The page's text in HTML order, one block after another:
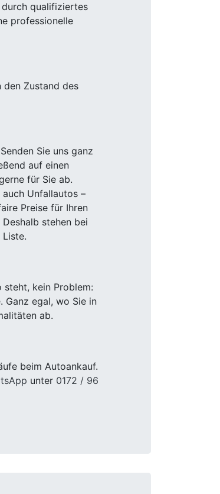
durch qualifiziertes
professionelle
Zustand des
Sie uns ganz
auf einen
für Sie ab.
Unfallautos –
Preise für Ihren
stehen bei
steht, kein Problem:
Ganz egal, wo Sie in
ab.
beim Autoankauf.
unter 0172 / 96